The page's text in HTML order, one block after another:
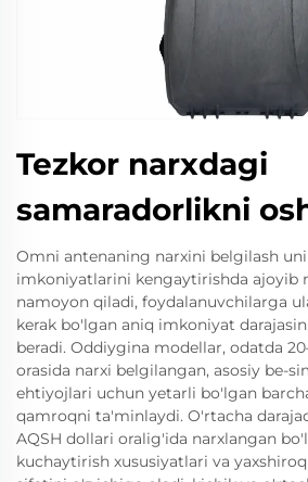
Tezkor narxdagi
samaradorlikni
Omni antenaning narxini belgilash
imkoniyatlarini kengaytirishda ajoyib
namoyon qiladi, foydalanuvchilarga
kerak bo'lgan aniq imkoniyat
beradi. Oddiygina modellar, odatda
orasida narxi belgilangan, asosiy be-
ehtiyojlari uchun yetarli bo'lgan
qamroqni ta'minlaydi. O'rtacha
AQSH dollari oralig'ida narxlangan
kuchaytirish xususiyatlari va